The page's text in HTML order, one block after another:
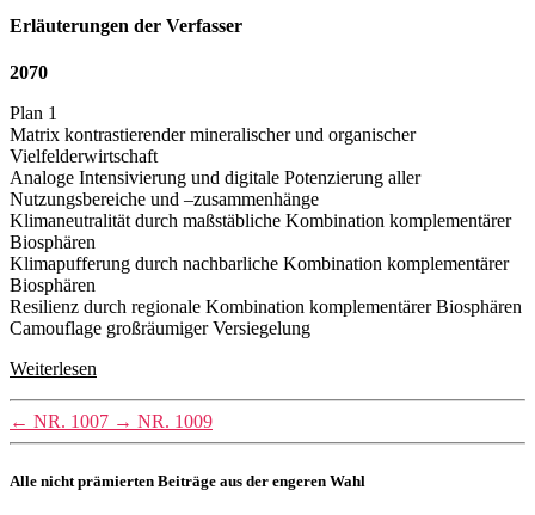
Erläuterungen der Verfasser
2070
Plan 1
Matrix kontrastierender mineralischer und organischer
Vielfelderwirtschaft
Analoge Intensivierung und digitale Potenzierung aller
Nutzungsbereiche und –zusammenhänge
Klimaneutralität durch maßstäbliche Kombination komplementärer
Biosphären
Klimapufferung durch nachbarliche Kombination komplementärer
Biosphären
Resilienz durch regionale Kombination komplementärer Biosphären
Camouflage großräumiger Versiegelung
Weiterlesen
← NR. 1007 → NR. 1009
Alle nicht prämierten Beiträge aus der engeren Wahl